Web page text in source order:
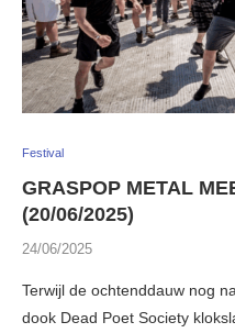
Festival
GRASPOP METAL
(20/06/2025)
24/06/2025
Terwijl de ochtenddauw nog
dook Dead Poet Society